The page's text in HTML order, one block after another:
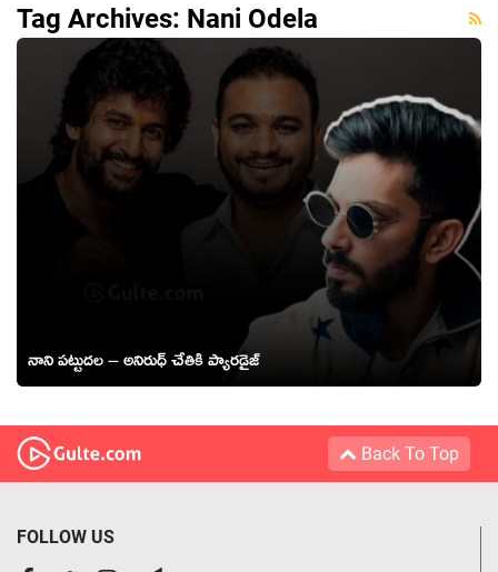
Tag Archives: Nani Odela
నాని పట్టుదల – అనిరుధ్ చేతికి ప్యారడైజ్
Back To Top
FOLLOW US